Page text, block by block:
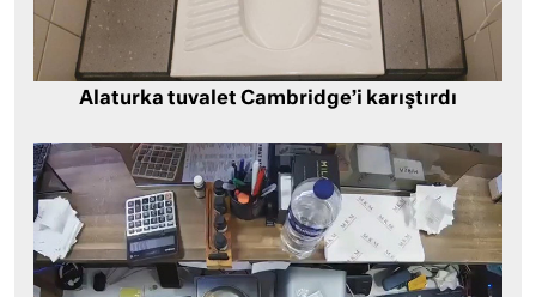
Alaturka tuvalet Cambridge’i karıştırdı